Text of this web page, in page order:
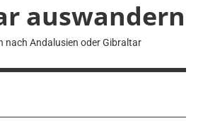
auswandern
nach Andalusien oder Gibraltar